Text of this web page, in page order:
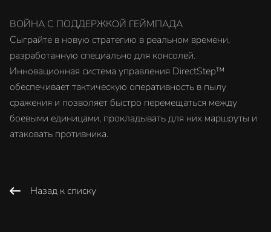
ВОЙНА С ПОДДЕРЖКОЙ ГЕЙМПАДА
Сыграйте в новую стратегию в реальном времени,
разработанную специально для консолей.
Инновационная система управления DirectStep™
обеспечивает тактическую оперативность в пылу
сражения и позволяет быстро перемещаться между
боевыми единицами, прокладывать для них маршруты и
атаковать противника.
Назад к списку